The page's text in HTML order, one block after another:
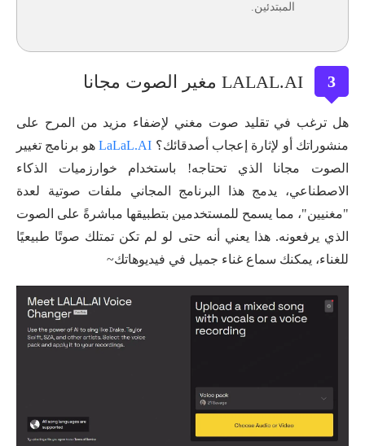
المبتدئين.
3
هل ترغب في تقليد صوت مغني لإضفاء مزيد من المرح على
منشوراتك أو لإثارة إعجاب أصدقائك؟ LaLaL.AIهو برنامج تغيير
الصوت مجانا الذي تحتاجه! باستخدام خوارزميات الذكاء
الاصطناعي، يدمج هذا البرنامج المجاني ملفات صوتية لعدة
"مغنيين"، مما يسمح للمستخدمين بتطبيقها مباشرةً على الصوت
الذي يرفعونه. هذا يعني أنه حتى لو لم تكن تمتلك صوتًا طبيعيًا
للغناء، يمكنك سماع غناء جميل في فيديوهاتك~